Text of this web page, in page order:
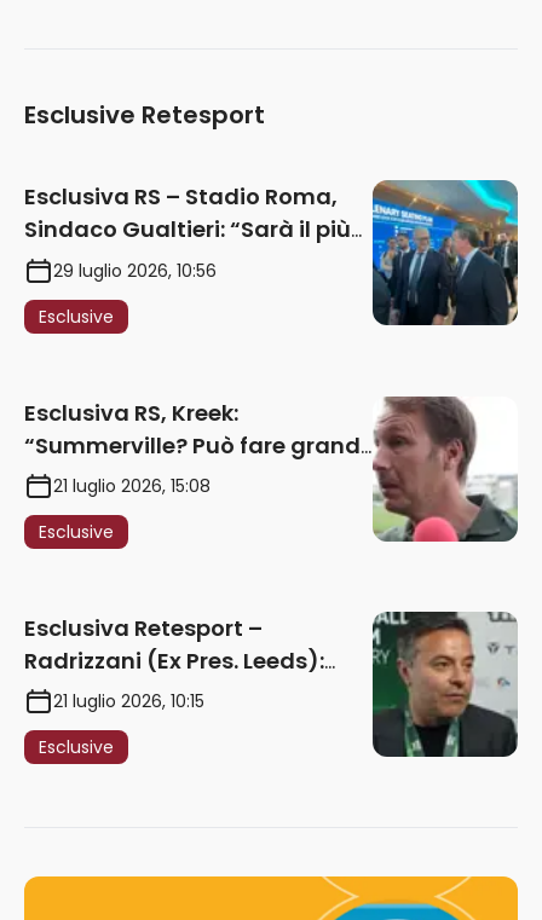
Esclusive Retesport
Esclusiva RS – Stadio Roma,
Sindaco Gualtieri: “Sarà il più
iconico del mondo. Assoluta
unità politica. Prima pietra nel
2027. Ricorsi strumentali?
29 luglio 2026, 10:56
Esclusive
Esclusiva RS, Kreek:
“Summerville? Può fare grandi
cose in Serie A. Godts deve
maturare esperienza per
giocare nella Roma”
21 luglio 2026, 15:08
Esclusive
Esclusiva Retesport –
Radrizzani (Ex Pres. Leeds):
“Summerville ragazzo
speciale, in Italia con Gasp
può esplodere
21 luglio 2026, 10:15
Esclusive